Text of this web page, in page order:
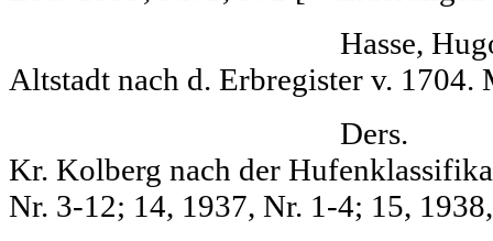
Hasse, Hugo
Altstadt nach d. Erbregister v.
Ders. Die
Kr. Kolberg nach der
Nr. 3-12; 14, 1937, Nr. 1-4; 15,